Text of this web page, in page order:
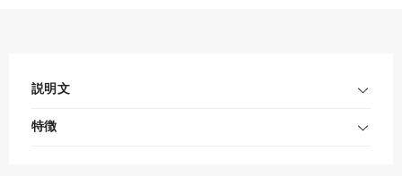
説明文
特徴